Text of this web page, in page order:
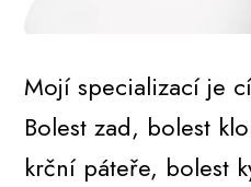
Mojí specializací je
Bolest zad, bolest
krční páteře, bolest